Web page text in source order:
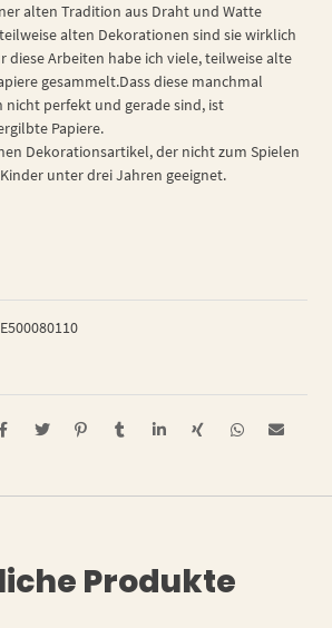
alten Tradition aus Draht und Watte
alten Dekorationen sind sie wirklich
diese Arbeiten habe ich viele, teilweise alte
gesammelt.Dass diese manchmal
nicht perfekt und gerade sind, ist
Papiere.
Dekorationsartikel, der nicht zum Spielen
unter drei Jahren geeignet.
Produkte